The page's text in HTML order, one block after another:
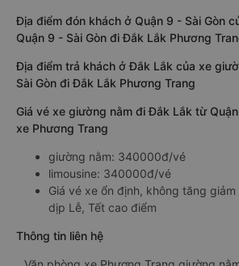
Địa điểm đón khách ở Quận 9 - Sài Gòn
Quận 9 - Sài Gòn đi Đắk Lắk Phương
Địa điểm trả khách ở Đắk Lắk của xe
Sài Gòn đi Đắk Lắk Phương Trang
Giá vé xe giường nằm đi Đắk Lắk từ
xe Phương Trang
giường nằm: 340000đ/vé
limousine: 340000đ/vé
Giá vé xe ổn định, không tăng
dịp Lễ, Tết cao điểm
Thông tin liên hệ